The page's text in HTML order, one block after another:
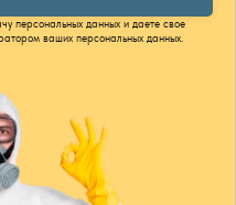
персональных данных и даете свое
ваших персональных данных.